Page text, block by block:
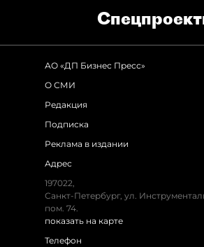
АО «ДП Бизнес Пресс»
О СМИ
Редакция
Подписка
Реклама в издании
Адрес
197022,
Санкт-Петербург, ул.
пом. 74.
показать на карте
Телефон